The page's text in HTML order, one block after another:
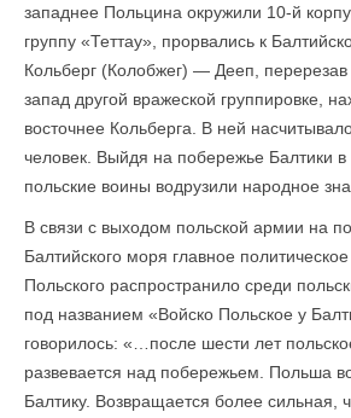
западнее Польцина окружили 10-й
группу «Теттау», прорвались к
Кольберг (Колобжег) — Дееп, перерезав
запад другой вражеской группировке,
восточнее Кольберга. В ней
человек. Выйдя на побережье Балтики в
польские воины водрузили народное
В связи с выходом польской армии на
Балтийского моря главное
Польского распространило среди
под названием «Войско Польское у
говорилось: «…после шести лет
развевается над побережьем. Польша
Балтику. Возвращается более сильная,